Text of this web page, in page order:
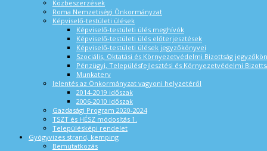
Közbeszerzések
Roma Nemzetiségi Önkormányzat
Képviselő-testületi ülések
Képviselő-testületi ülés meghívók
Képviselő-testületi ülés előterjesztések
Képviselő-testületi ülések jegyzőkönyvei
Szociális, Oktatási és Környezetvédelmi Bizottság
Pénzügyi, Településfejlesztési és Környezetvédelmi
Munkaterv
Jelentés az Önkormányzat vagyoni helyzetéről
2014-2019 időszak
2006-2010 időszak
Gazdasági Program 2020-2024
TSZT és HÉSZ módosítás 1.
Településképi rendelet
Gyógyvizes strand, kemping
Bemutatkozás